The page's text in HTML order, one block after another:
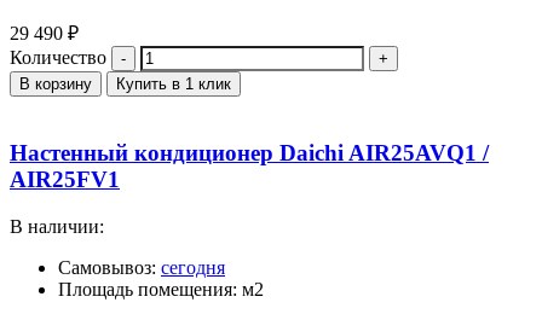
29 490 ₽
Количество
В корзину Купить в 1 клик
Настенный кондиционер Daichi AIR25AVQ1 /
AIR25FV1
В наличии:
Самовывоз: сегодня
Площадь помещения: м2